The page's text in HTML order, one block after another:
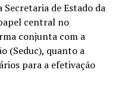
Secretaria de Estado da
central no
conjunta com a
(Seduc), quanto a
para a efetivação